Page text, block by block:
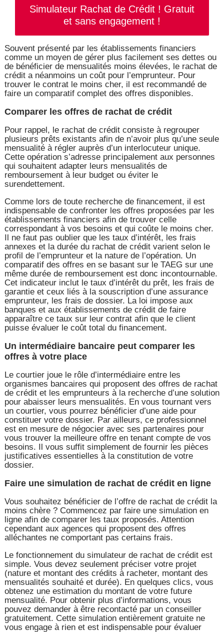
Simulateur Rachat de Crédit ! Gratuit
et sans engagement !
Souvent présenté par les établissements financiers
comme un moyen de gérer plus facilement ses dettes ou
de bénéficier de mensualités moins élevées, le rachat de
crédit a néanmoins un coût pour l’emprunteur. Pour
trouver le contrat le moins cher, il est recommandé de
faire un comparatif complet des offres disponibles.
Comparer les offres de rachat de crédit
Pour rappel, le rachat de crédit consiste à regrouper
plusieurs prêts existants afin de n’avoir plus qu’une seule
mensualité à régler auprès d’un interlocuteur unique.
Cette opération s’adresse principalement aux personnes
qui souhaitent adapter leurs mensualités de
remboursement à leur budget ou éviter le
surendettement.
Comme lors de toute recherche de financement, il est
indispensable de confronter les offres proposées par les
établissements financiers afin de trouver celle
correspondant à vos besoins et qui coûte le moins cher.
Il ne faut pas oublier que les taux d’intérêt, les frais
annexes et la durée du rachat de crédit varient selon le
profil de l’emprunteur et la nature de l’opération. Un
comparatif des offres en se basant sur le TAEG sur une
même durée de remboursement est donc incontournable.
Cet indicateur inclut le taux d’intérêt du prêt, les frais de
garantie et ceux liés à la souscription d’une assurance
emprunteur, les frais de dossier. La loi impose aux
banques et aux établissements de crédit de faire
apparaître ce taux sur leur contrat afin que le client
puisse évaluer le coût total du financement.
Un intermédiaire bancaire peut comparer les
offres à votre place
Le courtier joue le rôle d’intermédiaire entre les
organismes bancaires qui proposent des offres de rachat
de crédit et les emprunteurs à la recherche d’une solution
pour abaisser leurs mensualités. En vous tournant vers
un courtier, vous pourrez bénéficier d’une aide pour
constituer votre dossier. Par ailleurs, ce professionnel
est en mesure de négocier avec ses partenaires pour
vous trouver la meilleure offre en tenant compte de vos
besoins. Il vous suffit simplement de fournir les pièces
justificatives essentielles à la constitution de votre
dossier.
Faire une simulation de rachat de crédit en ligne
Vous souhaitez bénéficier de l’offre de rachat de crédit la
moins chère ? Commencez par faire une simulation en
ligne afin de comparer les taux proposés. Attention
cependant aux agences qui proposent des offres
alléchantes ne comportant pas certains frais.
Le fonctionnement du simulateur de rachat de crédit est
simple. Vous devez seulement préciser votre projet
(nature et montant des crédits à racheter, montant des
mensualités souhaité et durée). En quelques clics, vous
obtenez une estimation du montant de votre future
mensualité. Pour obtenir plus d’informations, vous
pouvez demander à être recontacté par un conseiller
gratuitement. Cette simulation entièrement gratuite ne
vous engage à rien et est indispensable pour évaluer